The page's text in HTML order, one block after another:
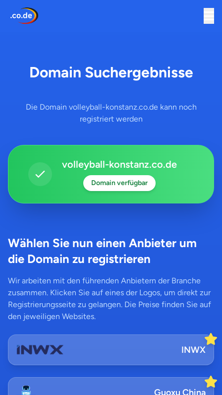
Domain Suchergebnisse
Die Domain volleyball-konstanz.co.de kann noch
registriert werden
volleyball-konstanz.co.de
Domain verfügbar
Wählen Sie nun einen Anbieter um
die Domain zu registrieren
Wir arbeiten mit den führenden Anbietern der Branche
zusammen. Klicken Sie auf eines der Logos, um direkt zur
Registrierungsseite zu gelangen. Die Preise finden Sie auf
den jeweiligen Websites.
INWX
Guoxu China